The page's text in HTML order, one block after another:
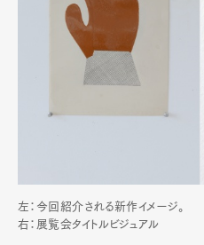
左：今回紹介される新作イメージ。
右：展覧会タイトルビジュアル